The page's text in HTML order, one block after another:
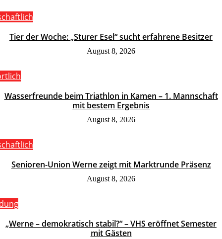
Tier der Woche: „Sturer Esel“ sucht erfahrene Besitzer
August 8, 2026
Wasserfreunde beim Triathlon in Kamen – 1. Mannschaft
mit bestem Ergebnis
August 8, 2026
Senioren-Union Werne zeigt mit Marktrunde Präsenz
August 8, 2026
„Werne – demokratisch stabil?“ – VHS eröffnet Semester
mit Gästen